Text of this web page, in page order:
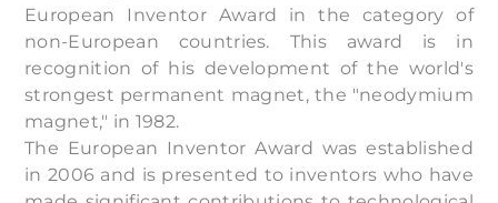
European Inventor Award in the category of
non-European countries. This award is in
recognition of his development of the world's
strongest permanent magnet, the "neodymium
magnet," in 1982.
The European Inventor Award was established
in 2006 and is presented to inventors who have